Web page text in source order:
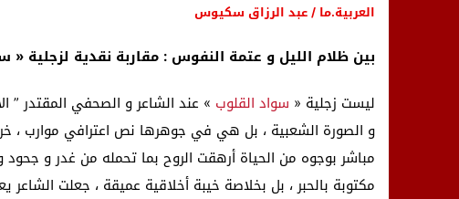
العربية.ما / عبد الرزاق سكيوس
بين ظلام الليل و عتمة النفوس : مقاربة نقدية لزجلية «
ليست زجلية « سواد القلوب » عند الشاعر و الصحفي المقتدر ”
و الصورة الشعبية ، بل هي في جوهرها نص اعترافي موارب ،
مباشر بوجوه من الحياة أرهقت الروح بما تحمله من غدر و
مكتوبة بالحبر ، بل بخلاصة خيبة أخلاقية عميقة ، جعلت الشاعر